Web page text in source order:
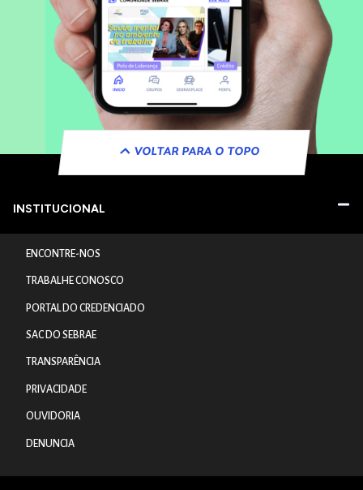
VOLTAR PARA O TOPO
INSTITUCIONAL
ENCONTRE-NOS
TRABALHE CONOSCO
PORTAL DO CREDENCIADO
SAC DO SEBRAE
TRANSPARÊNCIA
PRIVACIDADE
OUVIDORIA
DENUNCIA